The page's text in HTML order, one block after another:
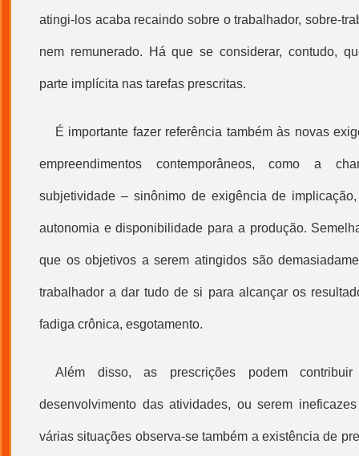
atingi-los acaba recaindo sobre o trabalhador, sobre-
nem remunerado. Há que se considerar, contudo,
parte implícita nas tarefas prescritas.
É importante fazer referência também às novas
empreendimentos contemporâneos, como a
subjetividade – sinônimo de exigência de
autonomia e disponibilidade para a produção.
que os objetivos a serem atingidos são
trabalhador a dar tudo de si para alcançar os
fadiga crônica, esgotamento.
Além disso, as prescrições podem
desenvolvimento das atividades, ou serem
várias situações observa-se também a existência de